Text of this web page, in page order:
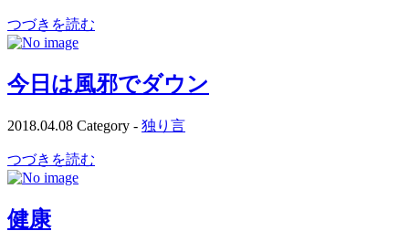
つづきを読む
今日は風邪でダウン
2018.04.08 Category - 独り言
つづきを読む
健康